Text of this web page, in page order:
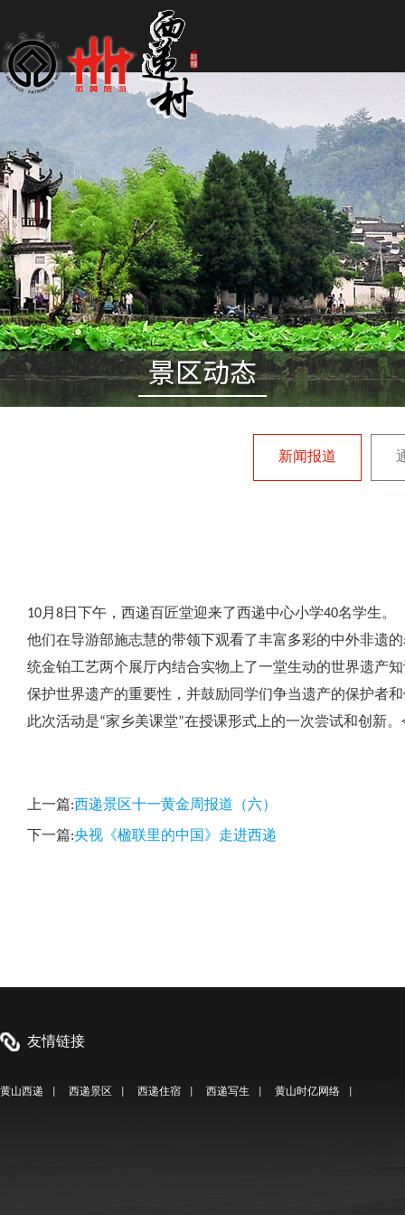
新闻报道
10月8日下午，西递百匠堂迎来了西递中心小学40名学生。
他们在导游部施志慧的带领下观看了丰富多彩的中外非遗
统金铂工艺两个展厅内结合实物上了一堂生动的世界遗产
保护世界遗产的重要性，并鼓励同学们争当遗产的保护者
此次活动是“家乡美课堂”在授课形式上的一次尝试和创新
上一篇:西递景区十一黄金周报道（六）
下一篇:央视《楹联里的中国》走进西递